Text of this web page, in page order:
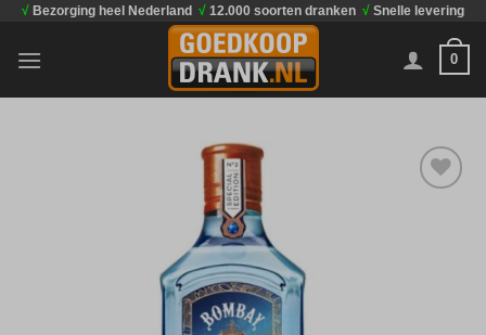
inhoud
√ Bezorging heel Nederland √ 12.000 soorten dranken √ Snelle levering
0